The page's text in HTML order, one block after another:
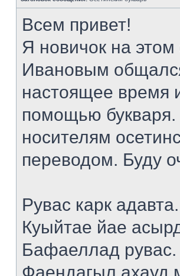
Всем привет!
Я новичок на
Ивановым
настоящее время
помощью
носителям
переводом. Буду
Рувас карк адавта.
Куыйтае йае
Бафаеллад рувас.